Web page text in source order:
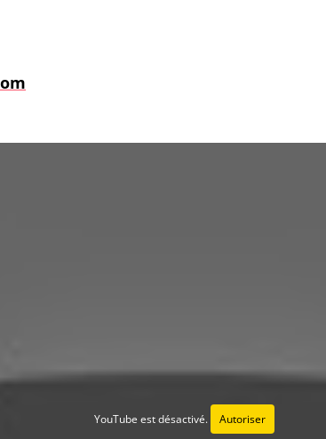
YouTube est désactivé. Autoriser